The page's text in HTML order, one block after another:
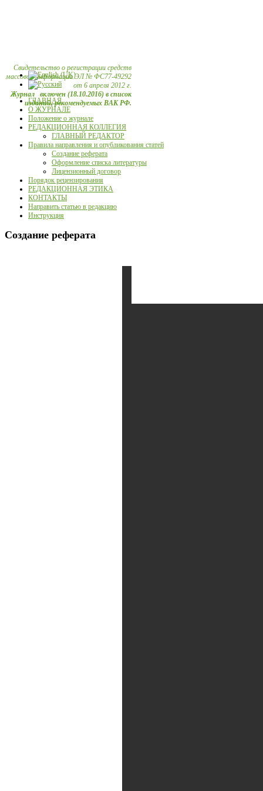
Свидетельство о регистрации средств
массовой информации ЭЛ № ФС77-49292
от 6 апреля 2012 г.
Журнал включен (18.10.2016) в список
изданий, рекомендуемых ВАК РФ.
ГЛАВНАЯ
О ЖУРНАЛЕ
Положение о журнале
РЕДАКЦИОННАЯ КОЛЛЕГИЯ
ГЛАВНЫЙ РЕДАКТОР
Правила направления и опубликования статей
Создание реферата
Оформление списка литературы
Лицензионный договор
Порядок рецензирования
РЕДАКЦИОННАЯ ЭТИКА
КОНТАКТЫ
Направить статью в редакцию
Инструкция
Создание реферата